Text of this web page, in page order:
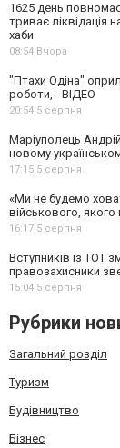
1625 день
триває ліквідація
хаби
08:54,Вчора
"Птахи Одіна"
роботи, - ВІДЕО
20:54,5 серпня
Маріуполець
новому
17:15,5 серпня
«Ми не будемо
військового,
16:17,5 серпня
Вступників із ТОТ
правозахисники
15:04,5 серпня
Рубрики
Загальний розділ
Туризм
Будівництво
Бізнес